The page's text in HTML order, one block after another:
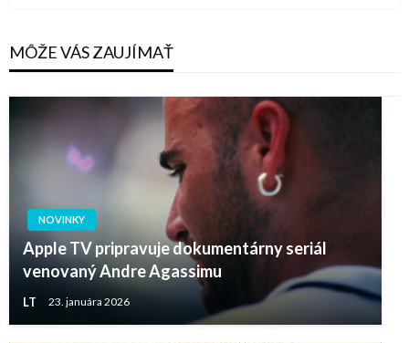
MÔŽE VÁS ZAUJÍMAŤ
NOVINKY
Apple TV pripravuje dokumentárny seriál
venovaný Andre Agassimu
LT 23. januára 2026